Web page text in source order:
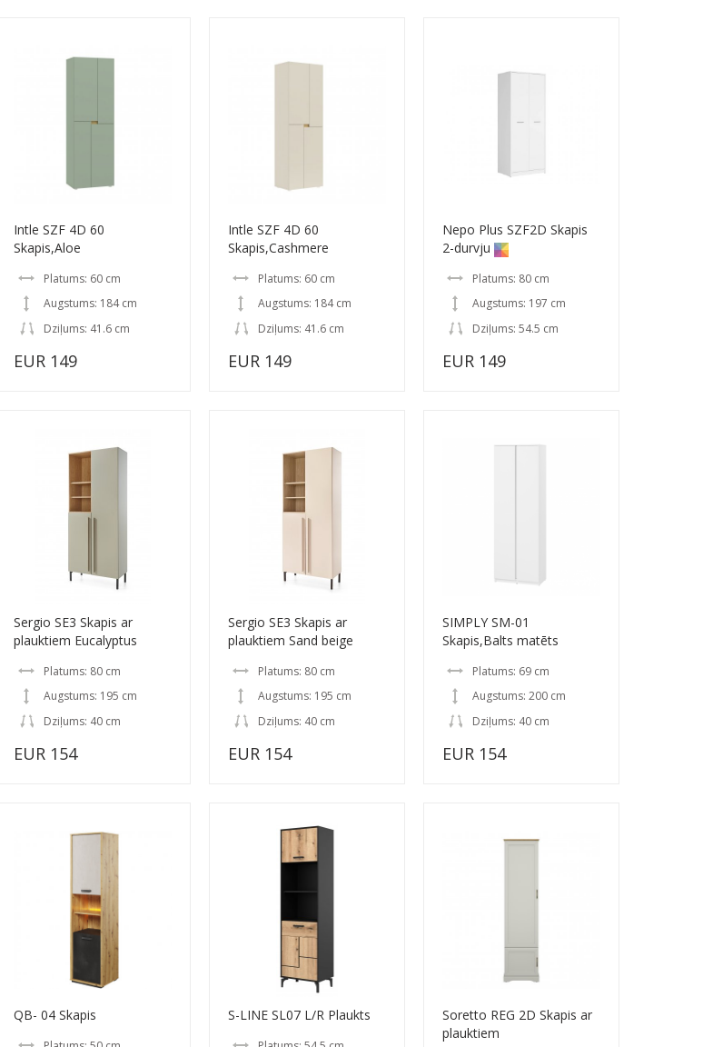
Intle SZF 4D 60
Skapis,Aloe
Platums: 60 cm
Augstums: 184 cm
Dziļums: 41.6 cm
EUR 149
Intle SZF 4D 60
Skapis,Cashmere
Platums: 60 cm
Augstums: 184 cm
Dziļums: 41.6 cm
EUR 149
Nepo Plus SZF2D Skapis
2-durvju
Platums: 80 cm
Augstums: 197 cm
Dziļums: 54.5 cm
EUR 149
Sergio SE3 Skapis ar
plauktiem Eucalyptus
Platums: 80 cm
Augstums: 195 cm
Dziļums: 40 cm
EUR 154
Sergio SE3 Skapis ar
plauktiem Sand beige
Platums: 80 cm
Augstums: 195 cm
Dziļums: 40 cm
EUR 154
SIMPLY SM-01
Skapis,Balts matēts
Platums: 69 cm
Augstums: 200 cm
Dziļums: 40 cm
EUR 154
QB- 04 Skapis S-LINE SL07 L/R Plaukts
Soretto REG 2D Skapis ar
plauktiem